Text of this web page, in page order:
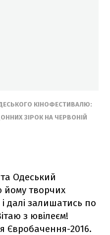
КІНОФЕСТИВАЛЮ:
ЗІРОК НА ЧЕРВОНІЙ
Одеський
йому творчих
і далі залишатись по
з ювілеєм!
Євробачення-2016.